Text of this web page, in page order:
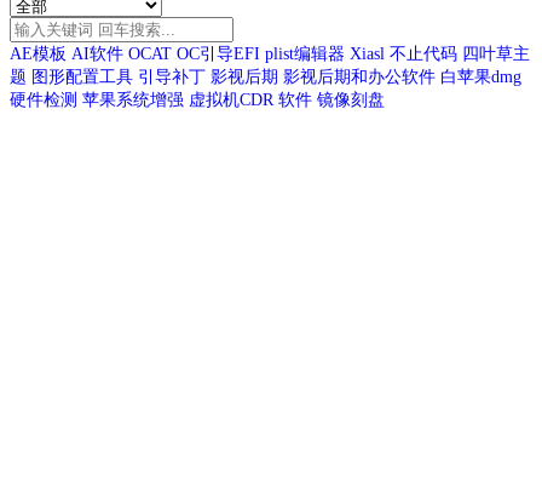
AE模板 AI软件 OCAT OC引导EFI plist编辑器 Xiasl 不止代码 四叶草主
题 图形配置工具 引导补丁 影视后期 影视后期和办公软件 白苹果dmg
硬件检测 苹果系统增强 虚拟机CDR 软件 镜像刻盘